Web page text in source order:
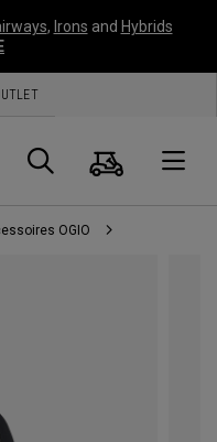
, Irons and Hybrids
Panier
OGIO